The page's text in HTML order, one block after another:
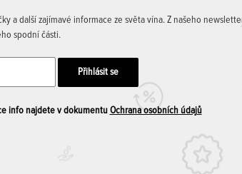
a další zajímavé informace ze světa vína. Z našeho
spodní části.
info najdete v dokumentu Ochrana osobních údajů